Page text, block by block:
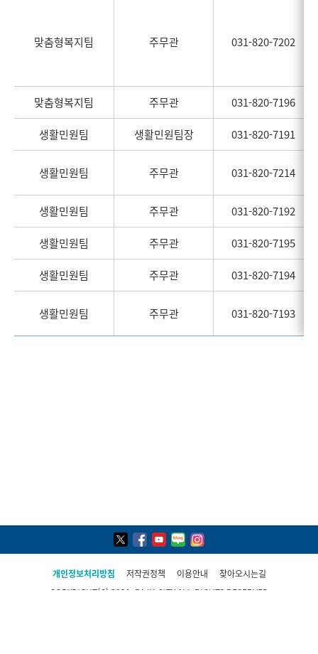
맞춤형복지팀 주무관 031-820-7202
맞춤형복지팀 주무관 031-820-7196
생활민원팀 생활민원팀장 031-820-7191
생활민원팀 주무관 031-820-7214
생활민원팀 주무관 031-820-7192
생활민원팀 주무관 031-820-7195
생활민원팀 주무관 031-820-7194
생활민원팀 주무관 031-820-7193
개인정보처리방침 저작권정책 이용안내
찾아오시는길
COPYRIGHT(C) 2021, PAJU CITY ALL RIGHTS RESERVED